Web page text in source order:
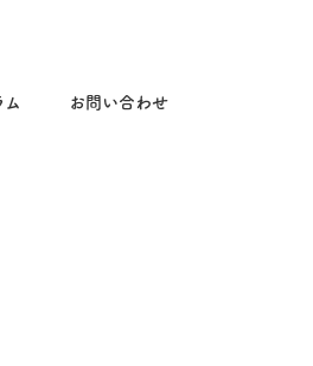
ム お問い合わせ